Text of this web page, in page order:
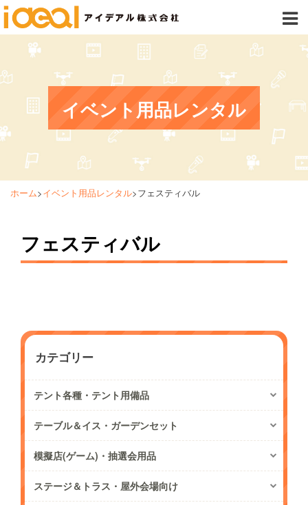
イベント用品レンタル
ホーム>イベント用品レンタル>フェスティバル
フェスティバル
カテゴリー
テント各種・テント用備品
テーブル＆イス・ガーデンセット
模擬店(ゲーム)・抽選会用品
ステージ＆トラス・屋外会場向け